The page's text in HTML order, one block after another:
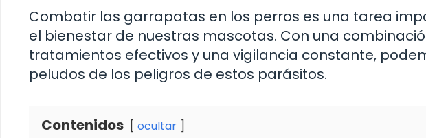
Combatir las garrapatas en los perros es una tarea
el bienestar de nuestras mascotas. Con una
tratamientos efectivos y una vigilancia constante,
peludos de los peligros de estos parásitos.
Contenidos ocultar